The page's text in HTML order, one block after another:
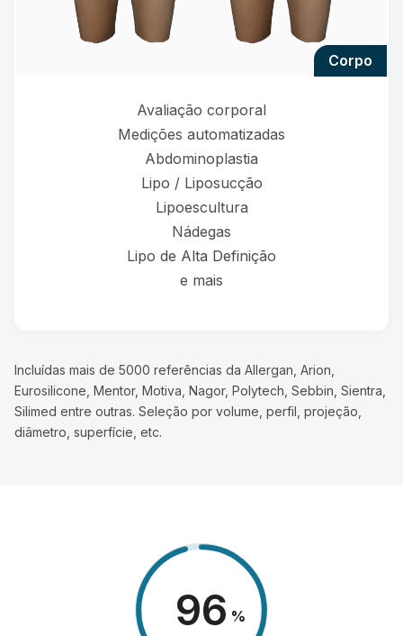
corpo
Avaliação corporal
Medições automatizadas
Abdominoplastia
Lipo / Liposucção
Lipoescultura
Nádegas
Lipo de Alta Definição
e mais
Incluídas mais de 5000 referências da Allergan, Arion,
Eurosilicone, Mentor, Motiva, Nagor, Polytech, Sebbin, Sientra,
Silimed entre outras. Seleção por volume, perfil, projeção,
diâmetro, superfície, etc.
98 %